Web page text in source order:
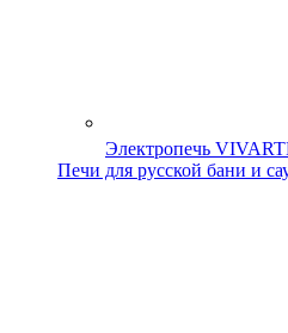
Электропечь
Печи для русской бани и